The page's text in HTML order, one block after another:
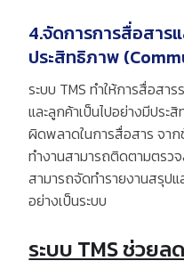
4.จัดการการสื่อสาร
ประสิทธิภาพ
ระบบ TMSทำให้การสื่อสา
และลูกค้าเป็นไปอย่างมีประ
ผิดพลาดในการสื่อสาร จา
ทำงานสามารถติดตามตรว
สามารถจัดทำรายงานสรุปแ
อย่างเป็นระบบ
ระบบ TMS ช่วย